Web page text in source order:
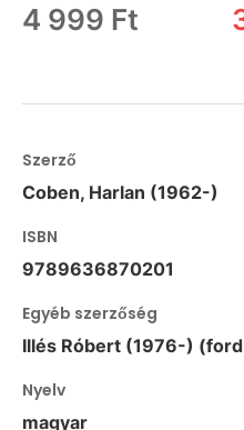
4 999 Ft
Szerző
Coben, Harlan (1962-)
ISBN
9789636870201
Egyéb szerzőség
Illés Róbert (1976-)
Nyelv
magyar